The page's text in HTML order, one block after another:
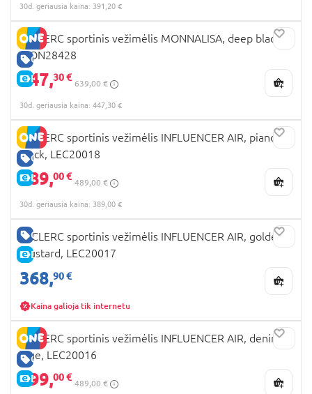
30d. geriausia kaina: 391,20 €
GERA KAINA
E-KAINA
LECLERC sportinis vežimėlis MONNALISA, deep black,
MON28428
447,30 €
639,00 €
30d. geriausia kaina: 447,30 €
GERA KAINA
E-KAINA
LECLERC sportinis vežimėlis INFLUENCER AIR, piano
black, LEC20018
389,00 €
489,00 €
30d. geriausia kaina: 389,00 €
GERA KAINA
E-KAINA
LECLERC sportinis vežimėlis INFLUENCER AIR, golden
mustard, LEC20017
368,90 €
Kaina galioja tik internetu
GERA KAINA
E-KAINA
LECLERC sportinis vežimėlis INFLUENCER AIR, denim
blue, LEC20016
299,00 €
489,00 €